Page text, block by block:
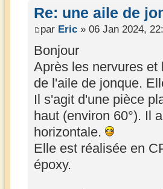
Re: une aile de
par Eric » 06 Jan 2024,
Bonjour
Après les nervures et
de l'aile de jonque.
Il s'agit d'une pièce
haut (environ 60°). Il
horizontale.
Elle est réalisée en
époxy.